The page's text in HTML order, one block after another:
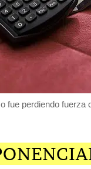
fue perdiendo